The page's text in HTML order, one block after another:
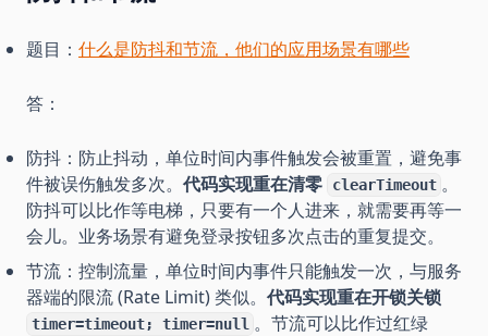
题目： 什么是防抖和节流，他们的应用场景有哪些
答：
防抖：防止抖动，单位时间内事件触发会被重置，避免事
件被误伤触发多次。 代码实现重在清零 clearTimeout 。
防抖可以比作等电梯，只要有一个人进来，就需要再等一
会儿。业务场景有避免登录按钮多次点击的重复提交。
节流：控制流量，单位时间内事件只能触发一次，与服务
器端的限流 (Rate Limit) 类似。 代码实现重在开锁关锁
timer=timeout; timer=null 。节流可以比作过红绿